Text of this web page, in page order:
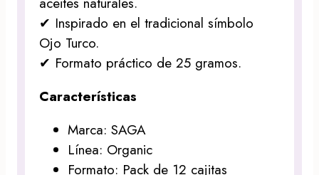
✔ Inspirado en el tradicional símbolo
Ojo Turco.
✔ Formato práctico de 25 gramos.
Características
Marca: SAGA
Línea: Organic
Formato: Pack de 12 cajitas